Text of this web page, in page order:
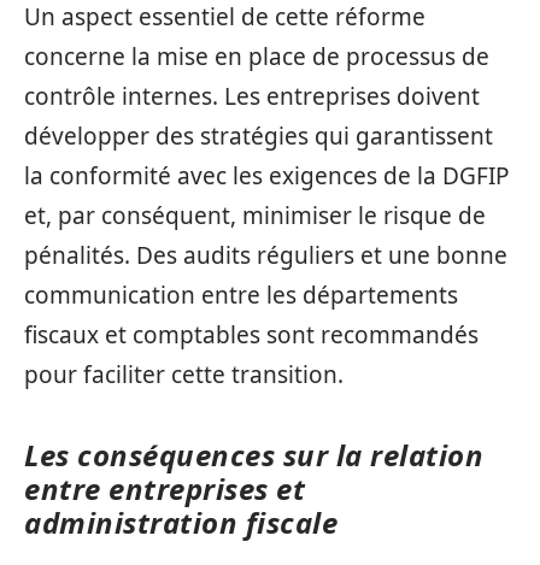
Un aspect essentiel de cette réforme
concerne la mise en place de processus de
contrôle internes. Les entreprises doivent
développer des stratégies qui garantissent
la conformité avec les exigences de la DGFIP
et, par conséquent, minimiser le risque de
pénalités. Des audits réguliers et une bonne
communication entre les départements
fiscaux et comptables sont recommandés
pour faciliter cette transition.
Les conséquences sur la relation
entre entreprises et
administration fiscale